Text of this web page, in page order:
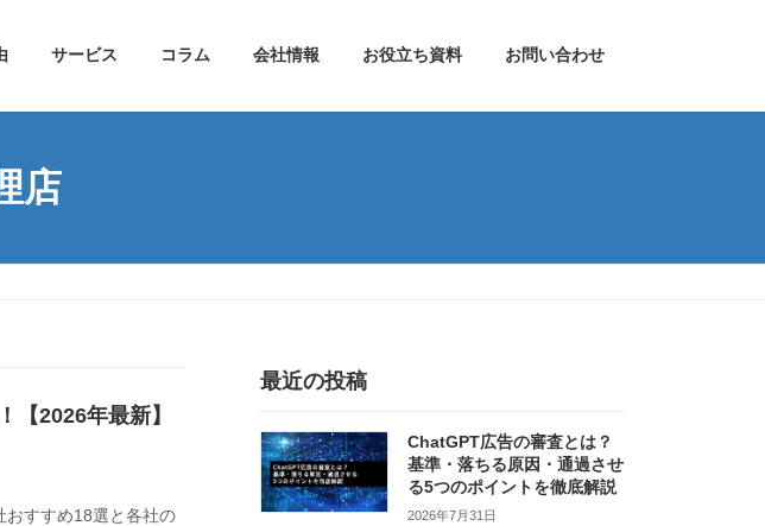
サービス コラム 会社情報 お役立ち資料 お問い合わせ
店
【2026年最新】
すすめ18選と各社の
最近の投稿
ChatGPT広告の審査とは？
基準・落ちる原因・通過させ
る5つのポイントを徹底解説
2026年7月31日